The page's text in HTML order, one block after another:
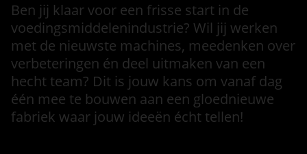
Ben jij klaar voor een frisse start in de
voedingsmiddelenindustrie? Wil jij werken
met de nieuwste machines, meedenken over
verbeteringen én deel uitmaken van een
hecht team? Dit is jouw kans om vanaf dag
één mee te bouwen aan een gloednieuwe
fabriek waar jouw ideeën écht tellen!